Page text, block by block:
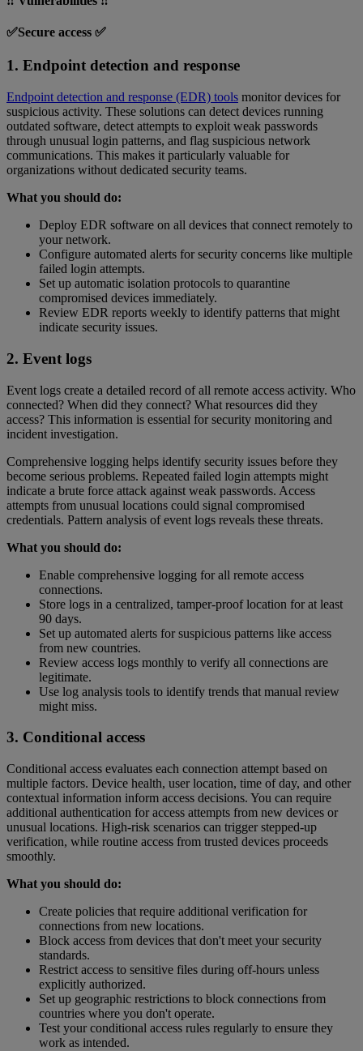
✅Secure access ✅
1. Endpoint detection and response
Endpoint detection and response (EDR) tools monitor devices for
suspicious activity. These solutions can detect devices running
outdated software, detect attempts to exploit weak passwords
through unusual login patterns, and flag suspicious network
communications. This makes it particularly valuable for
organizations without dedicated security teams.
What you should do:
Deploy EDR software on all devices that connect remotely to
your network.
Configure automated alerts for security concerns like multiple
failed login attempts.
Set up automatic isolation protocols to quarantine
compromised devices immediately.
Review EDR reports weekly to identify patterns that might
indicate security issues.
2. Event logs
Event logs create a detailed record of all remote access activity. Who
connected? When did they connect? What resources did they
access? This information is essential for security monitoring and
incident investigation.
Comprehensive logging helps identify security issues before they
become serious problems. Repeated failed login attempts might
indicate a brute force attack against weak passwords. Access
attempts from unusual locations could signal compromised
credentials. Pattern analysis of event logs reveals these threats.
What you should do:
Enable comprehensive logging for all remote access
connections.
Store logs in a centralized, tamper-proof location for at least
90 days.
Set up automated alerts for suspicious patterns like access
from new countries.
Review access logs monthly to verify all connections are
legitimate.
Use log analysis tools to identify trends that manual review
might miss.
3. Conditional access
Conditional access evaluates each connection attempt based on
multiple factors. Device health, user location, time of day, and other
contextual information inform access decisions. You can require
additional authentication for access attempts from new devices or
unusual locations. High-risk scenarios can trigger stepped-up
verification, while routine access from trusted devices proceeds
smoothly.
What you should do:
Create policies that require additional verification for
connections from new locations.
Block access from devices that don't meet your security
standards.
Restrict access to sensitive files during off-hours unless
explicitly authorized.
Set up geographic restrictions to block connections from
countries where you don't operate.
Test your conditional access rules regularly to ensure they
work as intended.